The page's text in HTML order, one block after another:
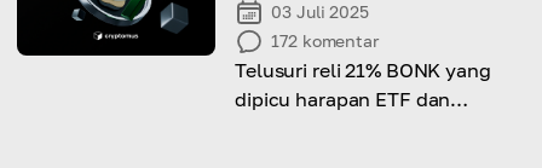
03 Juli 2025
172 komentar
Telusuri reli 21% BONK yang
dipicu harapan ETF dan